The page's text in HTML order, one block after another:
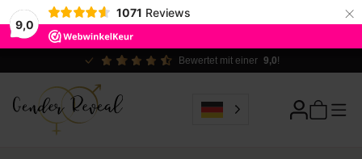
9,0
1071 Reviews ×
Bewertet mit einer 9,0!